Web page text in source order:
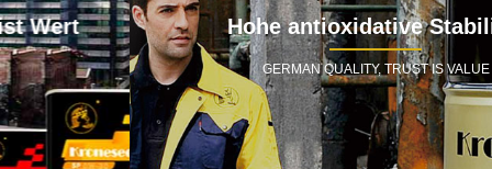
Qualität, Vertrauen ist Wert
德国品质，信赖是价值